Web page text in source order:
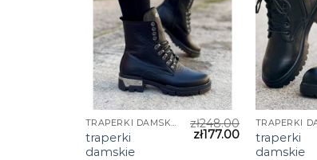
TRAPERKI DAMSKIE
traperki
damskie
zł248.00
zł177.00
traperki
damskie